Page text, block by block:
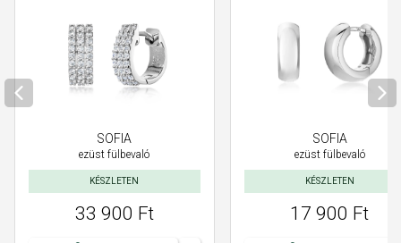
SOFIA
ezüst fülbevaló
KÉSZLETEN
33 900 Ft
SOFIA
ezüst fülbevaló
KÉSZLETEN
17 900 Ft